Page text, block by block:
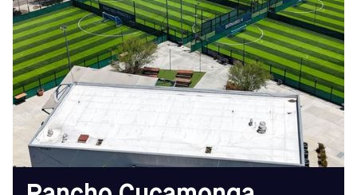
HORARIO DE
APERTURA
De lunes a viernes
14:00 - 23:00 (23:30
el viernes)
Sáb-Dom
9.00 h - 22.00 h
DIRECCIÓN
11747 Stadium Way, Rancho
Cucamonga, CA 91730
Cómo llegar
TELÉFONO
(909) 774-1130
ranchocucamonga@sofive.com